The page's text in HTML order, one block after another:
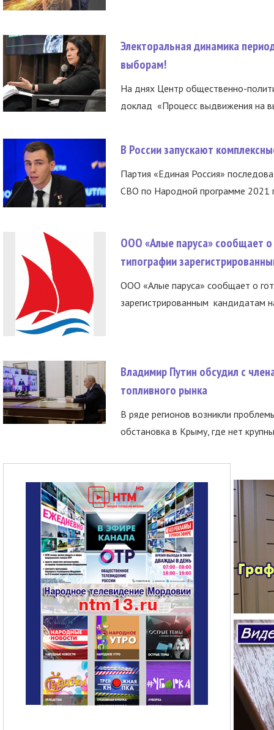
Электоральная динамика
выборам!
На днях Центр общественно-
доклад «Процесс выдвижения на
В России запускают
Партия «Единая Россия»
СВО по Народной программе 2021
ООО «Алые паруса» сообщает о
типографии
ООО «Алые паруса» сообщает о
зарегистрированным кандидатам
Владимир Путин обсудил с
топливного рынка
В ряде регионов возникли
обстановка в Крыму, где нет